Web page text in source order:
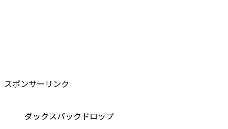
スポンサーリンク
ダックスバックドロップ